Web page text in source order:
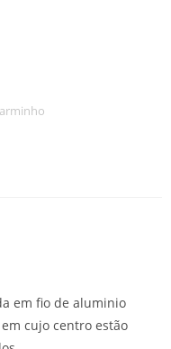
em fio de aluminio
cujo centro estão